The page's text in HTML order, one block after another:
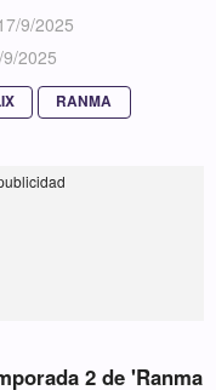
9/2025
2025
RANMA
2 de 'Ranma